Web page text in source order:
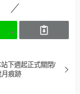
下週起正式關閉/
月痕跡